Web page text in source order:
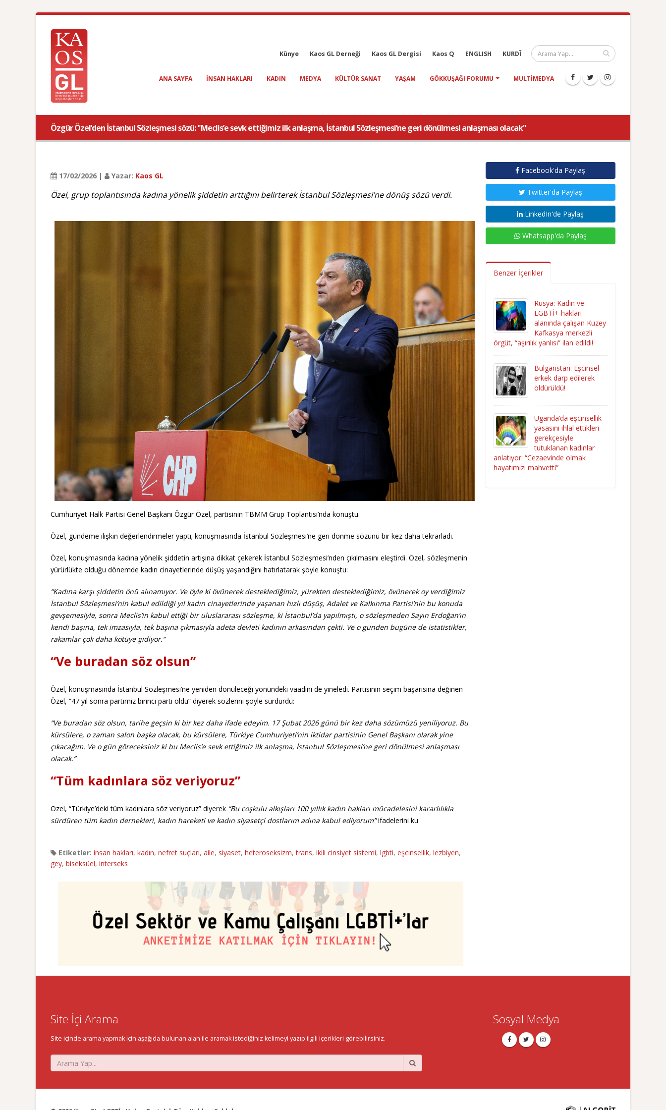
Künye Kaos GL Derneği Kaos GL Dergisi Kaos Q ENGLISH KURDÎ
ANA SAYFA INSAN HAKLARI KADIN MEDYA KÜLTÜR SANAT YAŞAM GÖKKUŞAĞI FORUMU MULTIMEDYA
Özgür Özel’den İstanbul Sözleşmesi sözü: "Meclis’e sevk ettiğimiz ilk anlaşma, İstanbul Sözleşmesi’ne geri dönülmesi anlaşması olacak"
17/02/2026 | Yazar: Kaos GL
Özel, grup toplantısında kadına yönelik şiddetin arttığını belirterek İstanbul Sözleşmesi’ne dönüş sözü verdi.
Cumhuriyet Halk Partisi Genel Başkanı Özgür Özel, partisinin TBMM Grup Toplantısı’nda konuştu.
Özel, gündeme ilişkin değerlendirmeler yaptı; konuşmasında İstanbul Sözleşmesi’ne geri dönme sözünü bir kez daha tekrarladı.
Özel, konuşmasında kadına yönelik şiddetin artışına dikkat çekerek İstanbul Sözleşmesi’nden çıkılmasını eleştirdi. Özel, sözleşmenin
yürürlükte olduğu dönemde kadın cinayetlerinde düşüş yaşandığını hatırlatarak şöyle konuştu:
“Kadına karşı şiddetin önü alınamıyor. Ve öyle ki övünerek desteklediğimiz, yürekten desteklediğimiz, övünerek oy verdiğimiz
İstanbul Sözleşmesi’nin kabul edildiği yıl kadın cinayetlerinde yaşanan hızlı düşüş, Adalet ve Kalkınma Partisi’nin bu konuda
gevşemesiyle, sonra Meclis’in kabul ettiği bir uluslararası sözleşme, ki İstanbul’da yapılmıştı, o sözleşmeden Sayın Erdoğan’ın
kendi başına, tek imzasıyla, tek başına çıkmasıyla adeta devleti kadının arkasından çekti. Ve o günden bugüne de istatistikler,
rakamlar çok daha kötüye gidiyor.”
“Ve buradan söz olsun”
Özel, konuşmasında İstanbul Sözleşmesi’ne yeniden dönüleceği yönündeki vaadini de yineledi. Partisinin seçim başarısına değinen
Özel, “47 yıl sonra partimiz birinci parti oldu” diyerek sözlerini şöyle sürdürdü:
“Ve buradan söz olsun, tarihe geçsin ki bir kez daha ifade edeyim. 17 Şubat 2026 günü bir kez daha sözümüzü yeniliyoruz. Bu
kürsülere, o zaman salon başka olacak, bu kürsülere, Türkiye Cumhuriyeti’nin iktidar partisinin Genel Başkanı olarak yine
çıkacağım. Ve o gün göreceksiniz ki bu Meclis’e sevk ettiğimiz ilk anlaşma, İstanbul Sözleşmesi’ne geri dönülmesi anlaşması
olacak.”
“Tüm kadınlara söz veriyoruz”
Özel, “Türkiye’deki tüm kadınlara söz veriyoruz” diyerek “Bu coşkulu alkışları 100 yıllık kadın hakları mücadelesini kararlılıkla
sürdüren tüm kadın dernekleri, kadın hareketi ve kadın siyasetçi dostlarım adına kabul ediyorum”ifadelerini ku
Etiketler: insan hakları, kadın, nefret suçları, aile, siyaset, heteroseksizm,trans, ikili cinsiyet sistemi, lgbti, eşcinsellik, lezbiyen,
gey, biseksüel, interseks
Facebook'da Paylaş
Twitter'da Paylaş
LinkedIn'de Paylaş
Whatsapp'da Paylaş
Benzer İçerikler
Rusya: Kadın ve
LGBTİ+ hakları
alanında çalışan Kuzey
Kafkasya merkezli
örgüt, “aşırılık yanlısı” ilan edildi!
Bulgaristan: Eşcinsel
erkek darp edilerek
öldürüldü!
Uganda’da eşcinsellik
yasasını ihlal ettikleri
gerekçesiyle
tutuklanan kadınlar
anlatıyor: “Cezaevinde olmak
hayatımızı mahvetti”
Site İçi Arama
Site içinde arama yapmak için aşağıda bulunan alan ile aramak istediğiniz kelimeyi yazıp ilgili içerikleri görebilirsiniz.
Sosyal Medya